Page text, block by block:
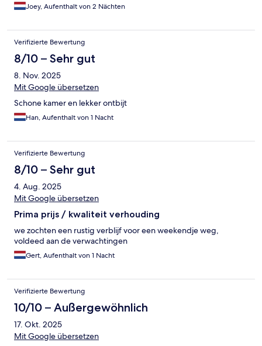
Joey, Aufenthalt von 2 Nächten
Verifizierte Bewertung
8/10 – Sehr gut
8. Nov. 2025
Mit Google übersetzen
Schone kamer en lekker ontbijt
Han, Aufenthalt von 1 Nacht
Verifizierte Bewertung
8/10 – Sehr gut
4. Aug. 2025
Mit Google übersetzen
Prima prijs / kwaliteit verhouding
we zochten een rustig verblijf voor een weekendje weg,
voldeed aan de verwachtingen
Gert, Aufenthalt von 1 Nacht
Verifizierte Bewertung
10/10 – Außergewöhnlich
17. Okt. 2025
Mit Google übersetzen